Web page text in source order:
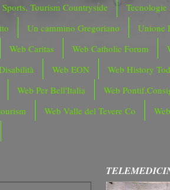
Sports, Tourism Countryside
Tecnologie
Un cammino Gregoriano
Unione
Web Caritas Web Catholic Forum
Web EON
Web History
Web Per Bell'Italia
Web
Web Valle del Tevere Co